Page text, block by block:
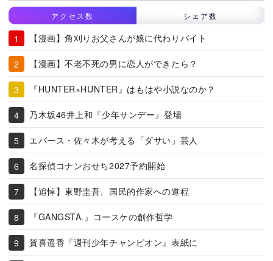
アクセス数 シェア数
【漫画】角刈りお父さんが娘に代わりバイト
【漫画】不老不死の男に恋人ができたら？
『HUNTER×HUNTER』はもはや小説なのか？
乃木坂46井上和『少年サンデー』登場
エバース・佐々木が考える「ダサい」芸人
名探偵コナンおせち2027予約開始
【追悼】東野圭吾、国民的作家への道程
『GANGSTA.』コースケの創作哲学
賀喜遥香『週刊少年チャンピオン』表紙に